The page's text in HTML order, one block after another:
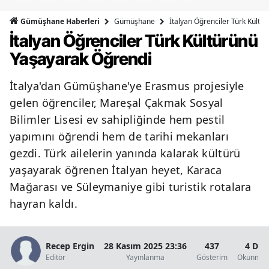
Bingöl
Bitlis
Bolu
Burdur
Bursa
Çanakkale
Çankırı
Diyarbakır
Gümüşhane Haberleri Gümüşhane İtalyan Öğrenciler Türk
İtalyan Öğrenciler Türk Kültürünü
Yaşayarak Öğrendi
İtalya'dan Gümüşhane'ye Erasmus projesiyle
gelen öğrenciler, Mareşal Çakmak Sosyal
Bilimler Lisesi ev sahipliğinde hem pestil
yapımını öğrendi hem de tarihi mekanları
gezdi. Türk ailelerin yanında kalarak kültürü
yaşayarak öğrenen İtalyan heyet, Karaca
Mağarası ve Süleymaniye gibi turistik rotalara
hayran kaldı.
Recep Ergin
Editör
28 Kasım 2025 23:36
Yayınlanma
437
Gösterim
4
Okunma